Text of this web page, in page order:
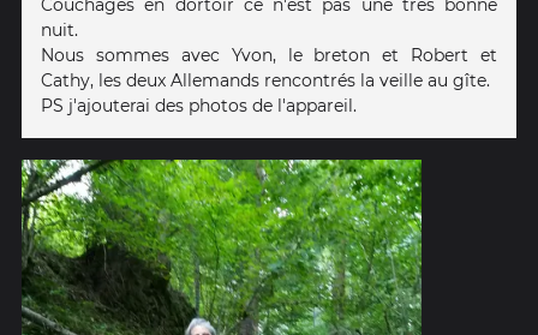
Couchages en dortoir ce n'est pas une très bonne
nuit.
Nous sommes avec Yvon, le breton et Robert et
Cathy, les deux Allemands rencontrés la veille au gîte.
PS j'ajouterai des photos de l'appareil.